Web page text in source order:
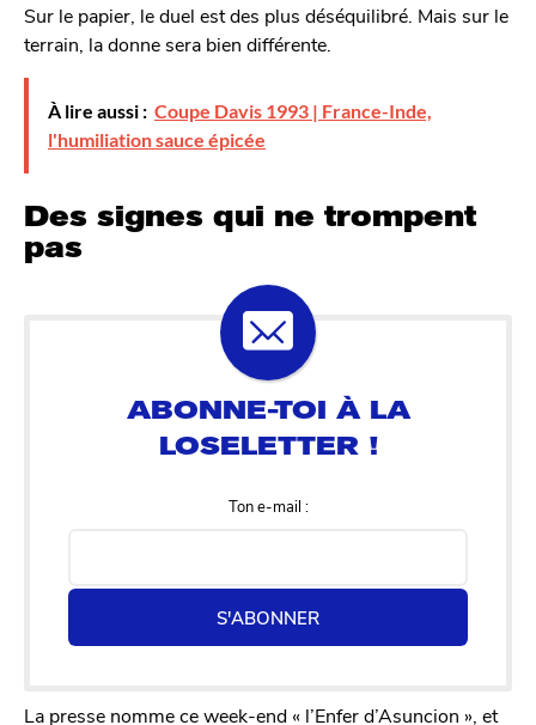
Sur le papier, le duel est des plus déséquilibré. Mais sur le
terrain, la donne sera bien différente.
À lire aussi : Coupe Davis 1993 | France-Inde,
l'humiliation sauce épicée
Des signes qui ne trompent
pas
Ton e-mail :
S'ABONNER
La presse nomme ce week-end « l’Enfer d’Asuncion », et